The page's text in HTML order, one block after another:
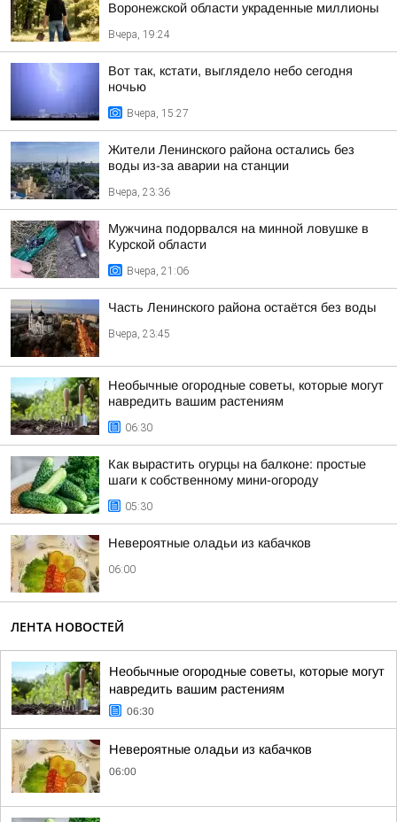
Воронежской области украденные миллионы
Вчера, 19:24
Вот так, кстати, выглядело небо сегодня
ночью
Вчера, 15:27
Жители Ленинского района остались без
воды из-за аварии на станции
Вчера, 23:36
Мужчина подорвался на минной ловушке в
Курской области
Вчера, 21:06
Часть Ленинского района остаётся без воды
Вчера, 23:45
Необычные огородные советы, которые могут
навредить вашим растениям
06:30
Как вырастить огурцы на балконе: простые
шаги к собственному мини-огороду
05:30
Невероятные оладьи из кабачков
06:00
ЛЕНТА НОВОСТЕЙ
Необычные огородные советы, которые могут
навредить вашим растениям
06:30
Невероятные оладьи из кабачков
06:00